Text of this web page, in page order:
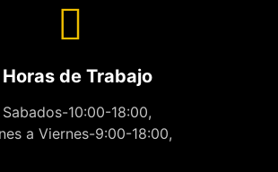
Horas de Trabajo
Sabados-10:00-18:00,
a Viernes-9:00-18:00,